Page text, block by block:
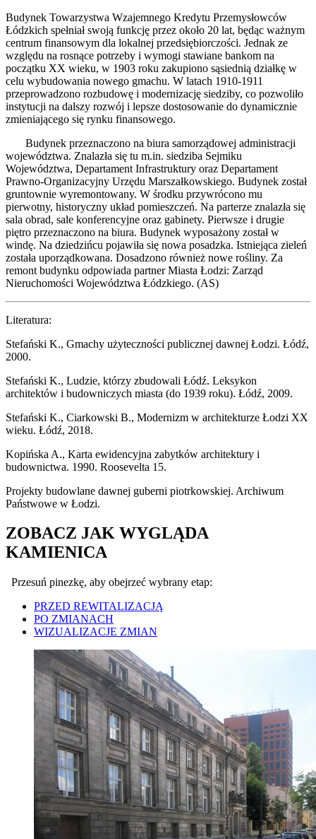
Budynek Towarzystwa Wzajemnego Kredytu Przemysłowców
Łódzkich spełniał swoją funkcję przez około 20 lat, będąc ważnym
centrum finansowym dla lokalnej przedsiębiorczości. Jednak ze
względu na rosnące potrzeby i wymogi stawiane bankom na
początku XX wieku, w 1903 roku zakupiono sąsiednią działkę w
celu wybudowania nowego gmachu. W latach 1910-1911
przeprowadzono rozbudowę i modernizację siedziby, co pozwoliło
instytucji na dalszy rozwój i lepsze dostosowanie do dynamicznie
zmieniającego się rynku finansowego.
Budynek przeznaczono na biura samorządowej administracji
województwa. Znalazła się tu m.in. siedziba Sejmiku
Województwa, Departament Infrastruktury oraz Departament
Prawno-Organizacyjny Urzędu Marszałkowskiego. Budynek został
gruntownie wyremontowany. W środku przywrócono mu
pierwotny, historyczny układ pomieszczeń. Na parterze znalazła się
sala obrad, sale konferencyjne oraz gabinety. Pierwsze i drugie
piętro przeznaczono na biura. Budynek wyposażony został w
windę. Na dziedzińcu pojawiła się nowa posadzka. Istniejąca zieleń
została uporządkowana. Dosadzono również nowe rośliny. Za
remont budynku odpowiada partner Miasta Łodzi: Zarząd
Nieruchomości Województwa Łódzkiego. (AS)
Literatura:
Stefański K., Gmachy użyteczności publicznej dawnej Łodzi. Łódź,
2000.
Stefański K., Ludzie, którzy zbudowali Łódź. Leksykon
architektów i budowniczych miasta (do 1939 roku). Łódź, 2009.
Stefański K., Ciarkowski B., Modernizm w architekturze Łodzi XX
wieku. Łódź, 2018.
Kopińska A., Karta ewidencyjna zabytków architektury i
budownictwa. 1990. Roosevelta 15.
Projekty budowlane dawnej guberni piotrkowskiej. Archiwum
Państwowe w Łodzi.
ZOBACZ JAK WYGLĄDA
KAMIENICA
Przesuń pinezkę, aby obejrzeć wybrany etap:
PRZED REWITALIZACJĄ
PO ZMIANACH
WIZUALIZACJE ZMIAN